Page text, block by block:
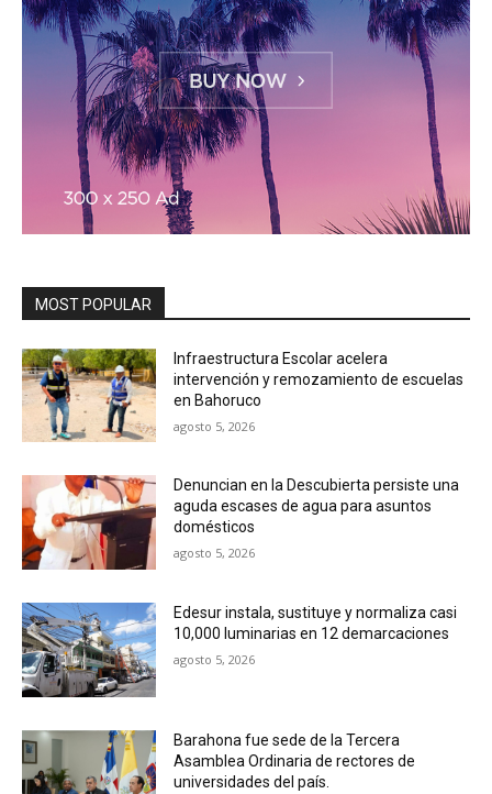
MOST POPULAR
Infraestructura Escolar acelera
intervención y remozamiento de escuelas
en Bahoruco
agosto 5, 2026
Denuncian en la Descubierta persiste una
aguda escases de agua para asuntos
domésticos
agosto 5, 2026
Edesur instala, sustituye y normaliza casi
10,000 luminarias en 12 demarcaciones
agosto 5, 2026
Barahona fue sede de la Tercera
Asamblea Ordinaria de rectores de
universidades del país.